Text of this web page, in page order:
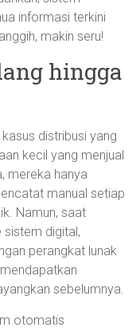
informasi terkini
makin seru!
hingga
distribusi yang
kecil yang menjual
mereka hanya
manual setiap
Namun, saat
sistem digital,
perangkat lunak
sebelumnya.
otomatis